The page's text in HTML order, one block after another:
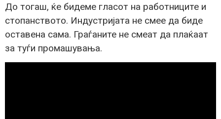
До тогаш, ќе бидеме гласот на работниците и
стопанството. Индустријата не смее да биде
оставена сама. Граѓаните не смеат да плаќаат
за туѓи промашувања.